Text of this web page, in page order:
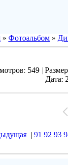
» Фотоальбом »
549 |
Дата:
| 91 92 93